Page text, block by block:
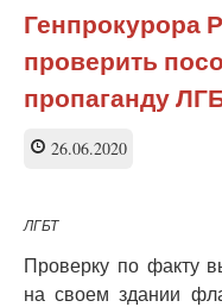
Испании
флаги
ЛГБТ
убрали
со
Генпрокурора
проверить
пропаганду
26.06.2020
ЛГБТ
Проверку по факту
на своем здании